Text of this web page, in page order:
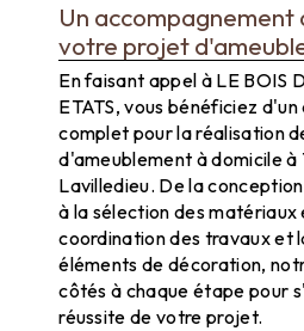
Un accompagnement
votre projet
En faisant appel à LE BOIS
ETATS, vous bénéficiez
complet pour la réalisation
d'ameublement à domicile à
Lavilledieu. De la
à la sélection des matériaux
coordination des travaux et
éléments de décoration,
côtés à chaque étape pour
réussite de votre projet.